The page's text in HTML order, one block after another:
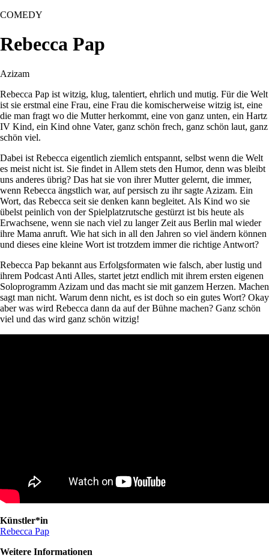
COMEDY
Rebecca Pap
Azizam
Rebecca Pap ist witzig, klug, talentiert, ehrlich und mutig. Für die Welt
ist sie erstmal eine Frau, eine Frau die komischerweise witzig ist, eine
die man fragt wo die Mutter herkommt, eine von ganz unten, ein Hartz
IV Kind, ein Kind ohne Vater, ganz schön frech, ganz schön laut, ganz
schön viel.
Dabei ist Rebecca eigentlich ziemlich entspannt, selbst wenn die Welt
es meist nicht ist. Sie findet in Allem stets den Humor, denn was bleibt
uns anderes übrig? Das hat sie von ihrer Mutter gelernt, die immer,
wenn Rebecca ängstlich war, auf persisch zu ihr sagte Azizam. Ein
Wort, das Rebecca seit sie denken kann begleitet. Als Kind wo sie
übelst peinlich von der Spielplatzrutsche gestürzt ist bis heute als
Erwachsene, wenn sie nach viel zu langer Zeit aus Berlin mal wieder
ihre Mama anruft. Wie hat sich in all den Jahren so viel ändern können
und dieses eine kleine Wort ist trotzdem immer die richtige Antwort?
Rebecca Pap bekannt aus Erfolgsformaten wie falsch, aber lustig und
ihrem Podcast Anti Alles, startet jetzt endlich mit ihrem ersten eigenen
Soloprogramm Azizam und das macht sie mit ganzem Herzen. Machen
sagt man nicht. Warum denn nicht, es ist doch so ein gutes Wort? Okay
aber was wird Rebecca dann da auf der Bühne machen? Ganz schön
viel und das wird ganz schön witzig!
Künstler*in
Rebecca Pap
Weitere Informationen